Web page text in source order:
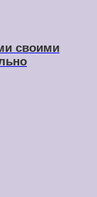
своими